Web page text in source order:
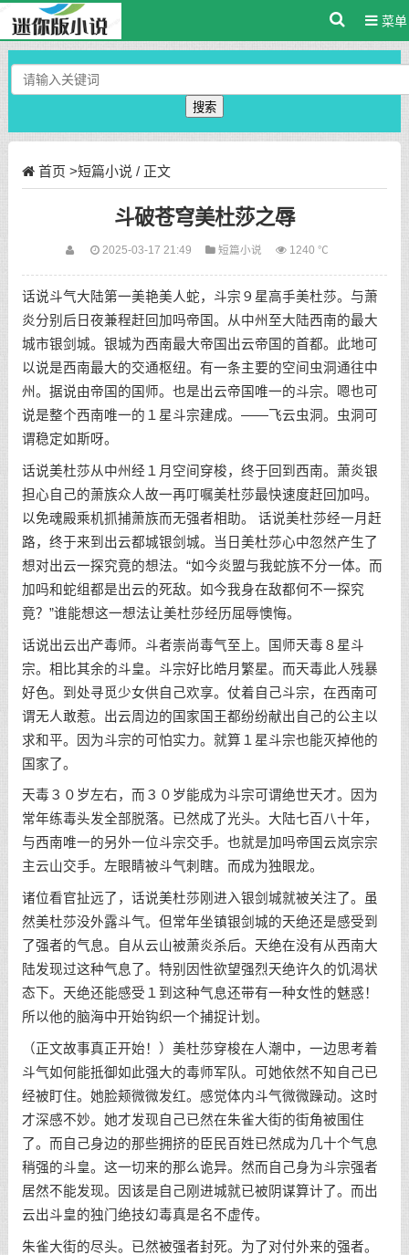
菜单
搜索
首页 >短篇小说 / 正文
斗破苍穹美杜莎之辱
2025-03-17 21:49 短篇小说 1240 ℃
话说斗气大陆第一美艳美人蛇，斗宗９星高手美杜莎。与萧
炎分别后日夜兼程赶回加吗帝国。从中州至大陆西南的最大
城市银剑城。银城为西南最大帝国出云帝国的首都。此地可
以说是西南最大的交通枢纽。有一条主要的空间虫洞通往中
州。据说由帝国的国师。也是出云帝国唯一的斗宗。嗯也可
说是整个西南唯一的１星斗宗建成。——飞云虫洞。虫洞可
谓稳定如斯呀。
话说美杜莎从中州经１月空间穿梭，终于回到西南。萧炎银
担心自己的萧族众人故一再叮嘱美杜莎最快速度赶回加吗。
以免魂殿乘机抓捕萧族而无强者相助。 话说美杜莎经一月赶
路，终于来到出云都城银剑城。当日美杜莎心中忽然产生了
想对出云一探究竟的想法。“如今炎盟与我蛇族不分一体。而
加吗和蛇组都是出云的死敌。如今我身在敌都何不一探究
竟？”谁能想这一想法让美杜莎经历屈辱懊悔。
话说出云出产毒师。斗者崇尚毒气至上。国师天毒８星斗
宗。相比其余的斗皇。斗宗好比皓月繁星。而天毒此人残暴
好色。到处寻觅少女供自己欢享。仗着自己斗宗，在西南可
谓无人敢惹。出云周边的国家国王都纷纷献出自己的公主以
求和平。因为斗宗的可怕实力。就算１星斗宗也能灭掉他的
国家了。
天毒３０岁左右，而３０岁能成为斗宗可谓绝世天才。因为
常年练毒头发全部脱落。已然成了光头。大陆七百八十年，
与西南唯一的另外一位斗宗交手。也就是加吗帝国云岚宗宗
主云山交手。左眼睛被斗气刺瞎。而成为独眼龙。
诸位看官扯远了，话说美杜莎刚进入银剑城就被关注了。虽
然美杜莎没外露斗气。但常年坐镇银剑城的天绝还是感受到
了强者的气息。自从云山被萧炎杀后。天绝在没有从西南大
陆发现过这种气息了。特别因性欲望强烈天绝许久的饥渴状
态下。天绝还能感受１到这种气息还带有一种女性的魅惑！
所以他的脑海中开始钩织一个捕捉计划。
（正文故事真正开始！）美杜莎穿梭在人潮中，一边思考着
斗气如何能抵御如此强大的毒师军队。可她依然不知自己已
经被盯住。她脸颊微微发红。感觉体内斗气微微躁动。这时
才深感不妙。她才发现自己已然在朱雀大街的街角被围住
了。而自己身边的那些拥挤的臣民百姓已然成为几十个气息
稍强的斗皇。这一切来的那么诡异。然而自己身为斗宗强者
居然不能发现。因该是自己刚进城就已被阴谋算计了。而出
云出斗皇的独门绝技幻毒真是名不虚传。
朱雀大街的尽头。已然被强者封死。为了对付外来的强者。